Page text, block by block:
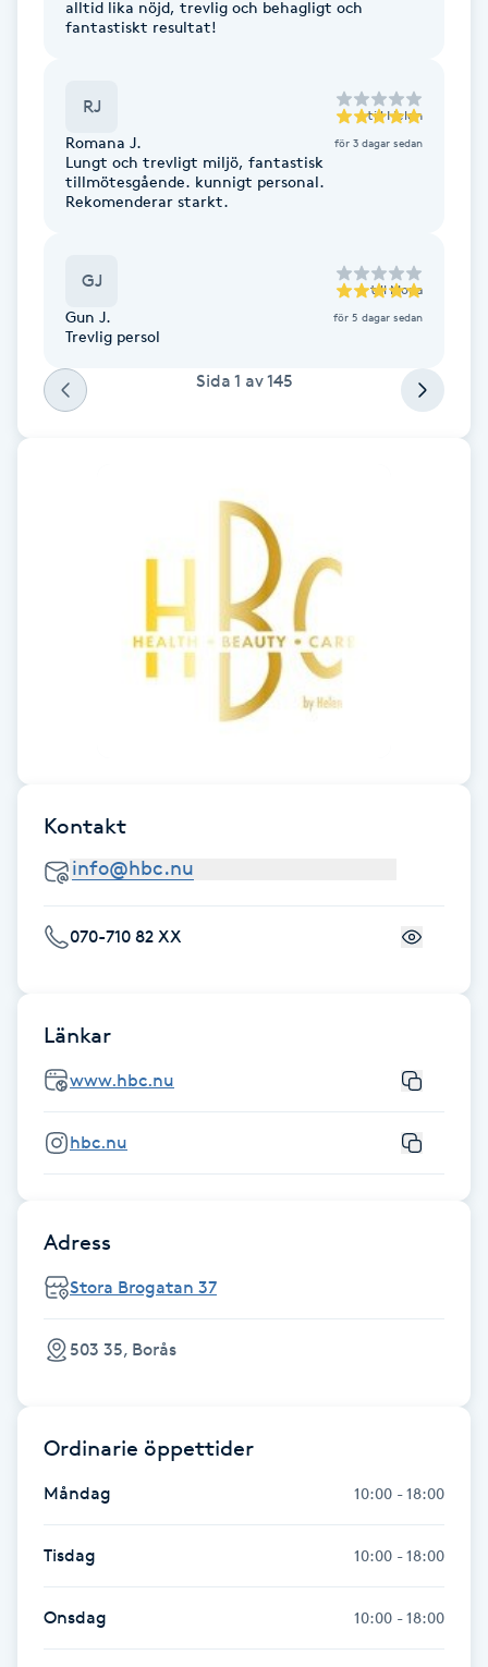
Fransk manikyr
Frekvensterapi
Friskvård
Funktionsanalys
Färgning
Gellack med förstärkning
Gravidmassage
Gravidyoga
Gua Sha-massage
Hatha Yoga
Headspa
Healing
Herrklippning
HIFU
Hollywood Peel
alltid lika nöjd, trevlig och behagligt och
fantastiskt resultat!
RJ till Helen
Romana J. för 3 dagar sedan
Lungt och trevligt miljö, fantastisk
tillmötesgående. kunnigt personal.
Rekomenderar starkt.
GJ till Mona
Gun J. för 5 dagar sedan
Trevlig persol
Sida 1 av145
Kontakt
070-710 82 XX
Länkar
www.hbc.nu
hbc.nu
Adress
Stora Brogatan 37
503 35, Borås
Ordinarie öppettider
Måndag 10:00 - 18:00
Tisdag 10:00 - 18:00
Onsdag 10:00 - 18:00